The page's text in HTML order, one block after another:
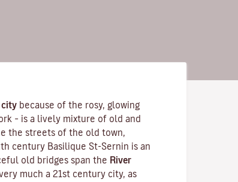
city because of the rosy, glowing
– is a lively mixture of old and
the streets of the old town,
century Basilique St-Sernin is an
old bridges span the River
much a 21st century city, as